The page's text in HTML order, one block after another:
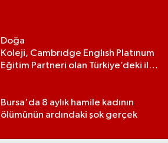
Doğa
Koleji, Cambrıdge Englısh Platınum
Eğitim Partneri olan Türkiye’deki ilk
Bursa'da 8 aylık hamile kadının
ölümünün ardındaki şok gerçek